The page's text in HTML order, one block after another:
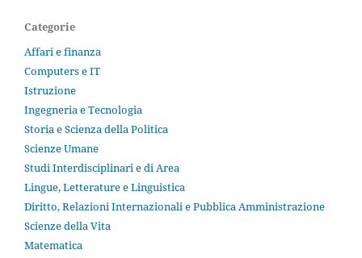
Categorie
Affari e finanza
Computers e IT
Istruzione
Ingegneria e Tecnologia
Storia e Scienza della Politica
Scienze Umane
Studi Interdisciplinari e di Area
Lingue, Letterature e Linguistica
Diritto, Relazioni Internazionali e Pubblica Amministrazione
Scienze della Vita
Matematica